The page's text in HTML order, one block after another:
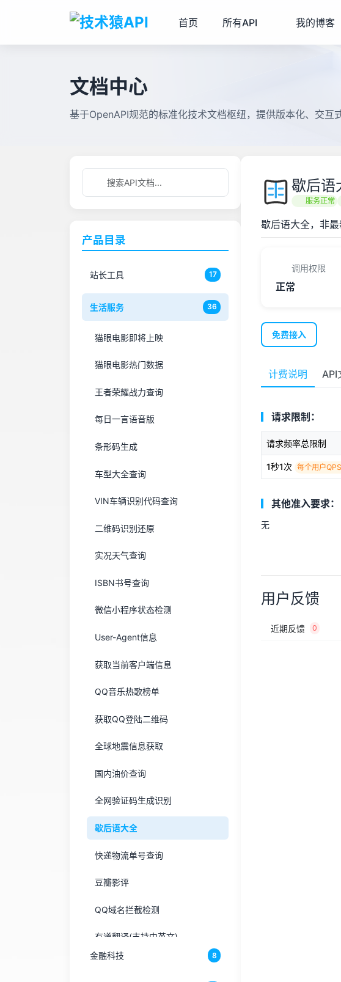
首页 所有API 我的博客
文档中心
基于OpenAPI规范的标准化技术文档枢纽，提供版本化、交互
产品目录
站长工具 17
生活服务 36
猫眼电影即将上映
猫眼电影热门数据
王者荣耀战力查询
每日一言语音版
条形码生成
车型大全查询
VIN车辆识别代码查询
二维码识别还原
实况天气查询
ISBN书号查询
微信小程序状态检测
User-Agent信息
获取当前客户端信息
QQ音乐热歌榜单
获取QQ登陆二维码
全球地震信息获取
国内油价查询
全网验证码生成识别
歇后语大全
快递物流单号查询
豆瓣影评
QQ域名拦截检测
有道翻译(支持中英文)
金融科技 8
歇后语
服务正常
歇后语大全，非
调用权限
正常
免费接入
计费说明 API
请求限制：
请求频率总限制
1秒1次 每个用户
其他准入要求：
无
用户反馈
近期反馈 0